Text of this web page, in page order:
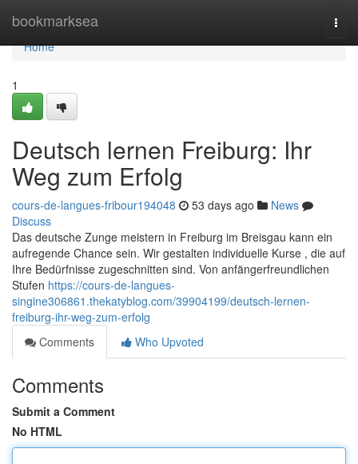
bookmarksea
Home
Home
1
Deutsch lernen Freiburg: Ihr
Weg zum Erfolg
cours-de-langues-fribour194048 53 days ago
News
Discuss
Das deutsche Zunge meistern in Freiburg im Breisgau kann ein
aufregende Chance sein. Wir gestalten individuelle Kurse , die auf
Ihre Bedürfnisse zugeschnitten sind. Von anfängerfreundlichen
Stufen https://cours-de-langues-
singine306861.thekatyblog.com/39904199/deutsch-lernen-
freiburg-ihr-weg-zum-erfolg
Comments
Who Upvoted
Comments
Submit a Comment
No HTML